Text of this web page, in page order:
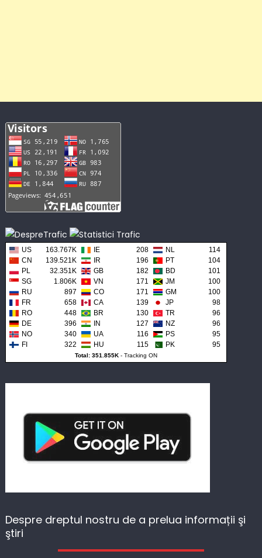
US 163.767K IE 208 NL
114
CN
139.521K IR 196 PT
104
PL
32.351K GB 182 BD
101
SG
1.806K VN 171 JM
100
RU
897 CO 171 GM
100
FR
658 CA 139 JP
98
RO
448 BR 130 TR
96
DE
396 IN 127 NZ
96
NO
340 UA 116 PS
95
FI
322 HU 115 PK 95
Total: 351.855K- Tracking ON
Despre dreptul nostru de a prelua informații şi
ştiri